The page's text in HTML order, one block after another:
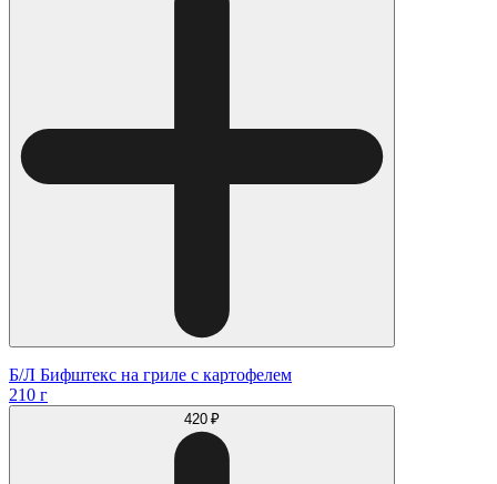
Б/Л Бифштекс на гриле с картофелем
210 г
420 ₽